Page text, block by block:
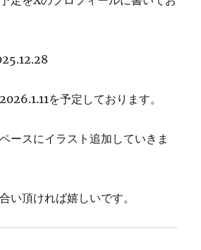
を予定しております。
ースにイラスト追加していきま
い頂ければ嬉しいです。